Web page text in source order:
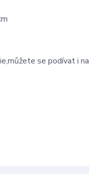
se podívat i na